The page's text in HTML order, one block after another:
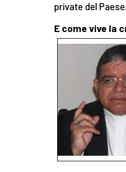
private del Paese.
E come vive la